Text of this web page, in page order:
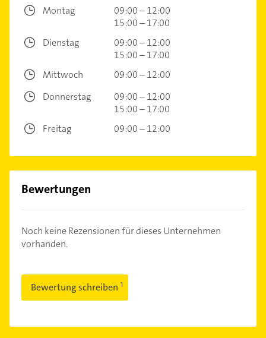
Montag
09:00 – 12:00
15:00 – 17:00
Dienstag
09:00 – 12:00
15:00 – 17:00
Mittwoch
09:00 – 12:00
Donnerstag
09:00 – 12:00
15:00 – 17:00
Freitag
09:00 – 12:00
Bewertungen
Noch keine Rezensionen für dieses Unternehmen
vorhanden.
Bewertung schreiben